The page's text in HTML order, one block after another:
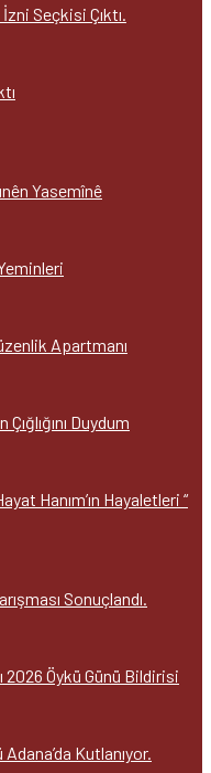
Seçkisi Çıktı.
Yasemînê
Apartmanı
Duydum
Hanım’ın Hayaletleri “
Sonuçlandı.
2026 Öykü Günü Bildirisi
Kutlanıyor.